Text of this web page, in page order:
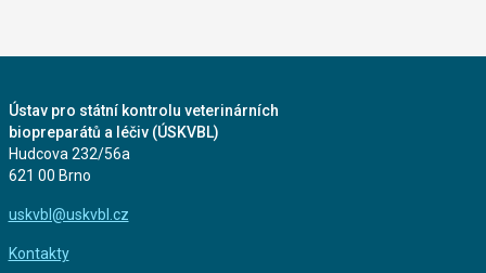
Ústav pro státní kontrolu veterinárních
biopreparátů a léčiv (ÚSKVBL)
Hudcova 232/56a
621 00 Brno
uskvbl@uskvbl.cz
Kontakty